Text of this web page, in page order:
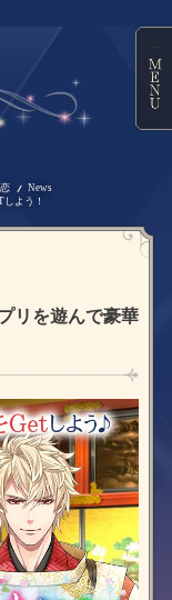
News
よう！
リを遊んで豪華